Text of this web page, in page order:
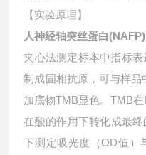
【实验原理】
人神经轴突丝蛋白
夹心法测定标本中指标
制成固相抗原，可与样
加底物TMB显色。TMB
在酸的作用下转化成最
下测定吸光度（OD值）